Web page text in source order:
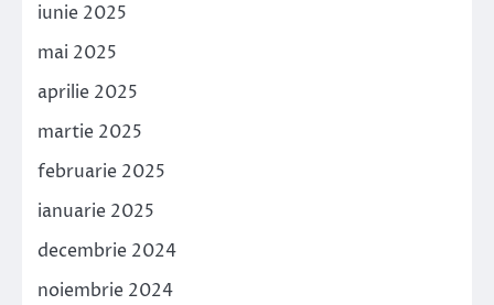
iunie 2025
mai 2025
aprilie 2025
martie 2025
februarie 2025
ianuarie 2025
decembrie 2024
noiembrie 2024